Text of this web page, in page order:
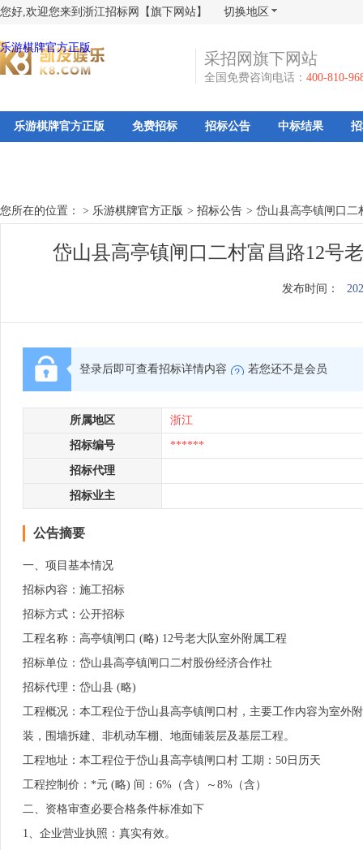
您好,欢迎您来到浙江招标网【旗下网站】 切换地区
乐游棋牌官方正版
采招网旗下网站
全国免费咨询电话： 400-810-
乐游棋牌官方正版 免费招标 招标公告 中标结果
您所在的位置： > 乐游棋牌官方正版 > 招标公告 > 岱山县高亭镇闸口二
岱山县高亭镇闸口二村富昌路12号
发布时间：
登录后即可查看招标详情内容 若您还不是会员
所属地区 浙江
招标编号 ******
招标代理
招标业主
公告摘要
一、项目基本情况
招标内容：施工招标
招标方式：公开招标
工程名称：高亭镇闸口 (略) 12号老大队室外附属工程
招标单位：岱山县高亭镇闸口二村股份经济合作社
招标代理：岱山县 (略)
工程概况：本工程位于岱山县高亭镇闸口村，主要工作内容为室外
装，围墙拆建、非机动车棚、地面铺装层及基层工程。
工程地址：本工程位于岱山县高亭镇闸口村 工期：50日历天
工程控制价：*元 (略) 间：6%（含）～8%（含）
二、资格审查必要合格条件标准如下
1、企业营业执照：真实有效。